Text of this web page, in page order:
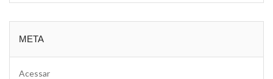
META
Acessar